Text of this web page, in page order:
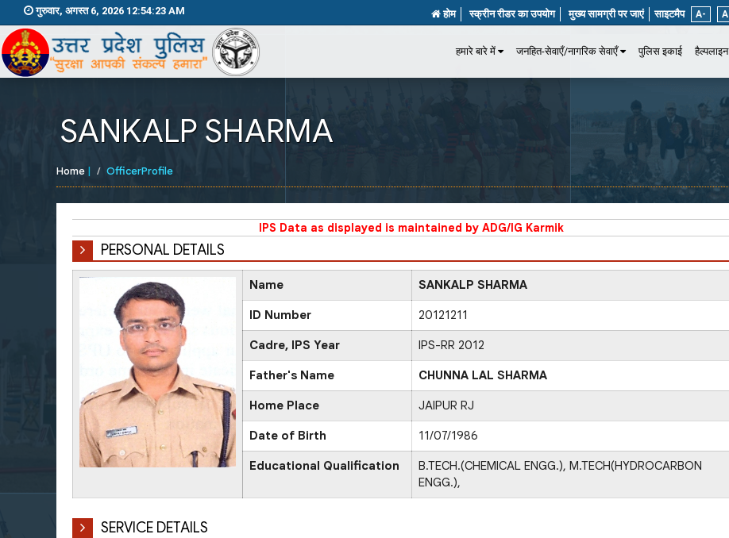
गुरुवार, अगस्त 6, 2026 12:54:24 AM होम स्क्रीन रीडर का उपयोग मुख्य सामग्री पर जाएं साइटमैप A- A
हमारे बारे में जनहित-सेवाएँ/नागरिक सेवाएँ पुलिस इकाई हैल्पलाइन
SANKALP SHARMA
Home | OfficerProfile
IPS Data as displayed is maintained by ADG/IG Karmik
PERSONAL DETAILS
Name SANKALP SHARMA
ID Number 20121211
Cadre, IPS Year IPS-RR 2012
Father's Name CHUNNA LAL SHARMA
Home Place JAIPUR RJ
Date of Birth 11/07/1986
Educational Qualification
B.TECH.(CHEMICAL ENGG.), M.TECH(HYDROCARBON
ENGG.),
SERVICE DETAILS